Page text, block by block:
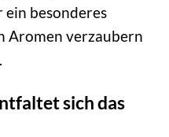
besonderes
Aromen verzaubern
sich das